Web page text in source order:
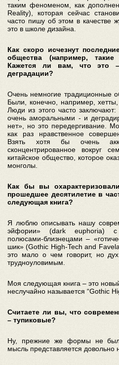
таким феноменом, как
Reality), которая сейчас
часто пишу об этом в качестве
это в школе дизайна.
Как скоро исчезнут
общества (например,
Кажется ли вам, что это –
деградации?
Очень немногие традиционные
Были, конечно, например,
Люди из этого часто
очень аморальными - и
нет», но это передергивание.
как раз нравственное
Взять хотя бы очень
сконцентрированное вокруг
китайское общество, которое
монголы.
Как бы вы
прошедшее десятилетие в
следующая книга?
Я люблю описывать нашу
эйфории» (dark euphoria) с
полюсами-близнецами –
шик» (Gothic High-Tech and
это мало о чем говорит, но
трудноуловимым.
Моя следующая книга – это
неслучайно называется “Gothic
Считаете ли вы, что
– тупиковые?
Ну, прежние же формы не
мысль представляется довольно